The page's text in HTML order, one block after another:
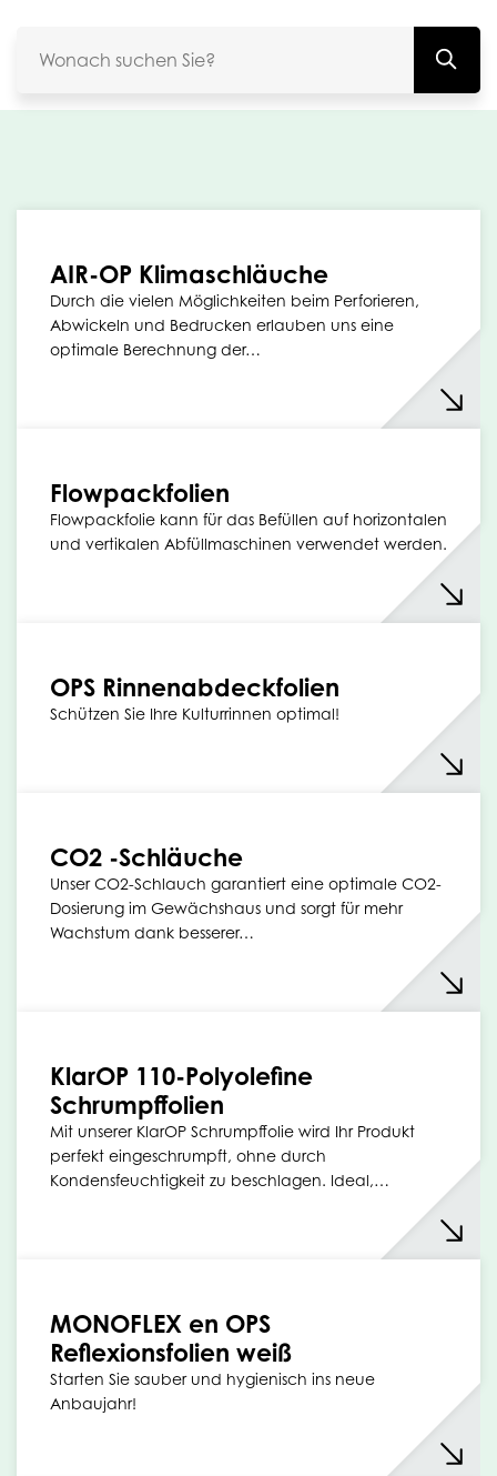
AIR-OP Klimaschläuche
Durch die vielen Möglichkeiten beim Perforieren,
Abwickeln und Bedrucken erlauben uns eine
optimale Berechnung der…
Flowpackfolien
Flowpackfolie kann für das Befüllen auf horizontalen
und vertikalen Abfüllmaschinen verwendet werden.
OPS Rinnenabdeckfolien
Schützen Sie Ihre Kulturrinnen optimal!
CO2 -Schläuche
Unser CO2-Schlauch garantiert eine optimale CO2-
Dosierung im Gewächshaus und sorgt für mehr
Wachstum dank besserer…
KlarOP 110-Polyolefine
Schrumpffolien
Mit unserer KlarOP Schrumpffolie wird Ihr Produkt
perfekt eingeschrumpft, ohne durch
Kondensfeuchtigkeit zu beschlagen. Ideal,…
MONOFLEX en OPS
Reflexionsfolien weiß
Starten Sie sauber und hygienisch ins neue
Anbaujahr!